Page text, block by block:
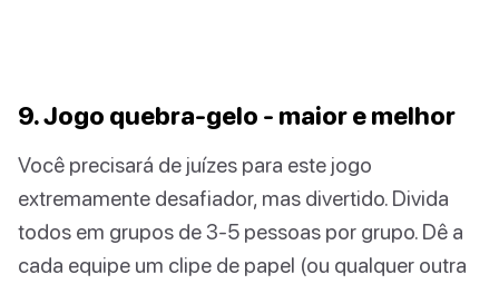
9. Jogo quebra-gelo - maior e melhor
Você precisará de juízes para este jogo
extremamente desafiador, mas divertido. Divida
todos em grupos de 3-5 pessoas por grupo. Dê a
cada equipe um clipe de papel (ou qualquer outra